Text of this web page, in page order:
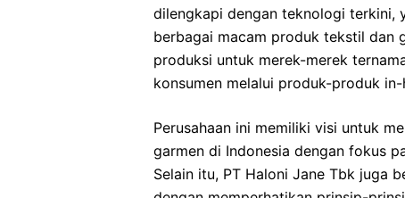
dilengkapi dengan teknologi terkini,
berbagai macam produk tekstil dan
produksi untuk merek-merek
konsumen melalui produk-produk in-
Perusahaan ini memiliki visi untuk
garmen di Indonesia dengan fokus
Selain itu, PT Haloni Jane Tbk juga